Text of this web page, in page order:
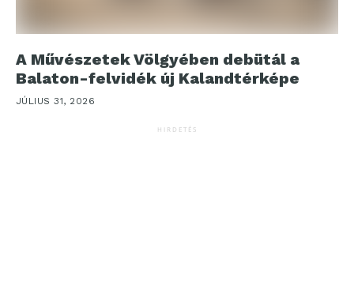
A Művészetek Völgyében debütál a
Balaton-felvidék új Kalandtérképe
JÚLIUS 31, 2026
HIRDETÉS